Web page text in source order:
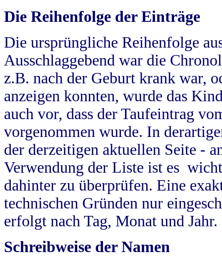
Die Reihenfolge der Einträge
Die ursprüngliche Reihenfolge
Ausschlaggebend war die
z.B. nach der Geburt krank war,
anzeigen konnten, wurde das
auch vor, dass der Taufeintrag
vorgenommen wurde. In
der derzeitigen aktuellen Seite -
Verwendung der Liste ist es
dahinter zu überprüfen. Eine
technischen Gründen nur
erfolgt nach Tag, Monat und Jahr.
Schreibweise der Namen